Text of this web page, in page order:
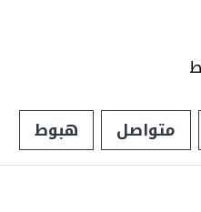
متواصل هبوط